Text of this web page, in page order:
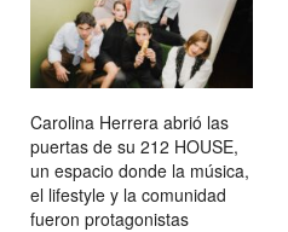
Carolina Herrera abrió las
puertas de su 212 HOUSE,
un espacio donde la música,
el lifestyle y la comunidad
fueron protagonistas